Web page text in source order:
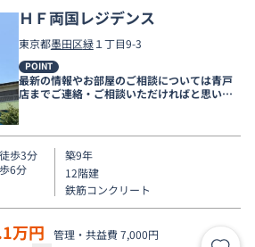
ＨＦ両国レジデンス
東京都墨田区緑１丁目9-3
POINT
最新の情報やお部屋のご相談については青戸
店までご連絡・ご相談いただければと思いま
す。
歩3分
6分
築9年
12階建
鉄筋コンクリート
万円 管理・共益費 7,000円